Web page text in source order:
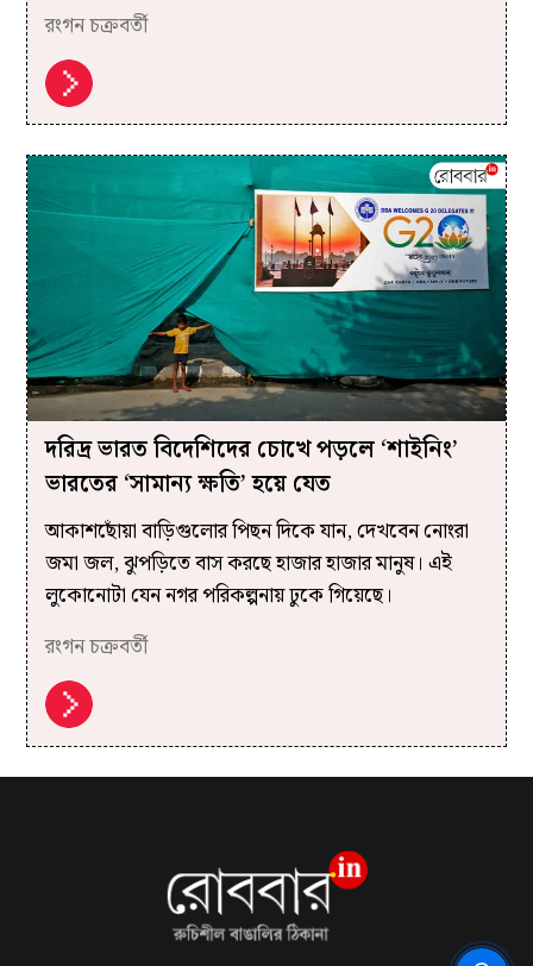
রংগন চক্রবর্তী
দরিদ্র ভারত বিদেশিদের চোখে পড়লে ‘শাইনিং’
ভারতের ‘সামান্য ক্ষতি’ হয়ে যেত
আকাশছোঁয়া বাড়িগুলোর পিছন দিকে যান, দেখবেন নোংরা
জমা জল, ঝুপড়িতে বাস করছে হাজার হাজার মানুষ। এই
লুকোনোটা যেন নগর পরিকল্পনায় ঢুকে গিয়েছে।
রংগন চক্রবর্তী